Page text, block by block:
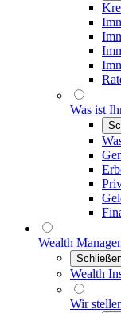
Was ist
Wealth
Wealth
Wir